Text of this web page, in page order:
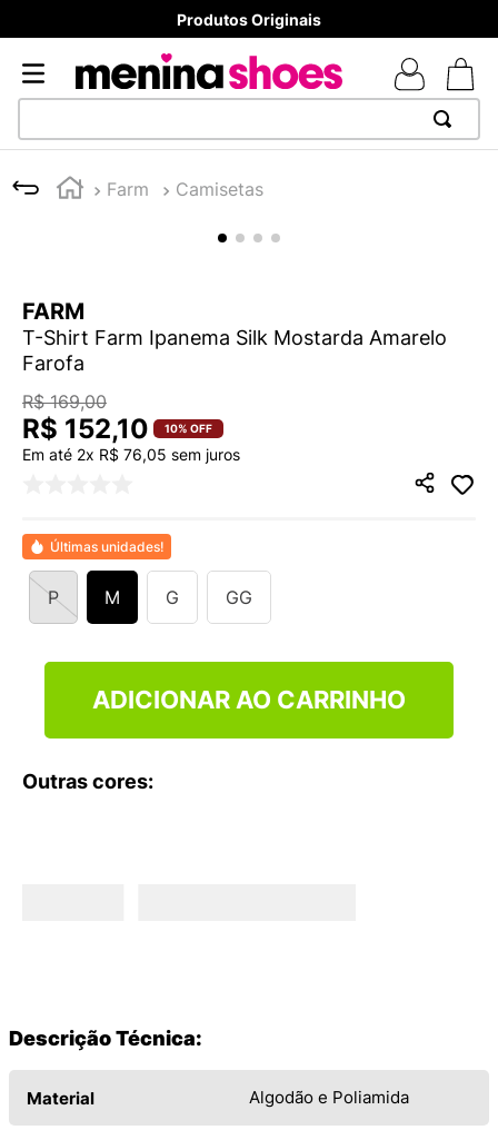
Produtos Originais
Farm Camisetas
FARM
T-Shirt Farm Ipanema Silk Mostarda Amarelo
Farofa
R$ 169,00
R$ 152,10 10% OFF
Em até 2x R$ 76,05 sem juros
Últimas unidades!
P M G GG
ADICIONAR AO CARRINHO
Outras cores:
Descrição Técnica:
Material Algodão e Poliamida
1
TÊNIS NEWS BALANCE 530
4º
TÊNIS VEJA WHITE
º
ADIDAS
6
SAMBA
7º
MELISSA SLIDE
VANS TÊNIS VANS ULTRARANGE
10º NEW 530